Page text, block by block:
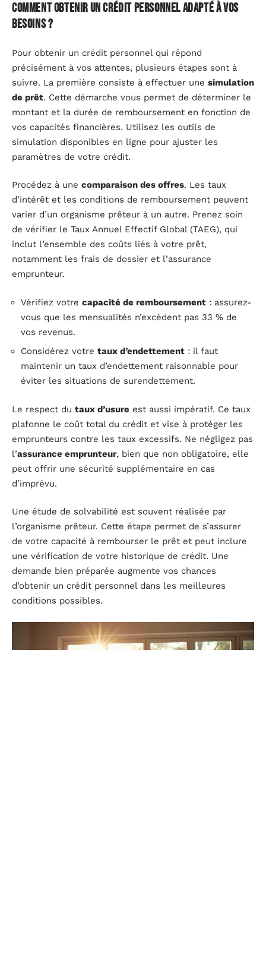
Comment obtenir un crédit personnel adapté à vos
besoins ?
Pour obtenir un crédit personnel qui répond
précisément à vos attentes, plusieurs étapes sont à
suivre. La première consiste à effectuer une simulation
de prêt. Cette démarche vous permet de déterminer le
montant et la durée de remboursement en fonction de
vos capacités financières. Utilisez les outils de
simulation disponibles en ligne pour ajuster les
paramètres de votre crédit.
Procédez à une comparaison des offres. Les taux
d’intérêt et les conditions de remboursement peuvent
varier d’un organisme prêteur à un autre. Prenez soin
de vérifier le Taux Annuel Effectif Global (TAEG), qui
inclut l’ensemble des coûts liés à votre prêt,
notamment les frais de dossier et l’assurance
emprunteur.
Vérifiez votre capacité de remboursement : assurez-
vous que les mensualités n’excèdent pas 33 % de
vos revenus.
Considérez votre taux d’endettement : il faut
maintenir un taux d’endettement raisonnable pour
éviter les situations de surendettement.
Le respect du taux d’usure est aussi impératif. Ce taux
plafonne le coût total du crédit et vise à protéger les
emprunteurs contre les taux excessifs. Ne négligez pas
l’assurance emprunteur, bien que non obligatoire, elle
peut offrir une sécurité supplémentaire en cas
d’imprévu.
Une étude de solvabilité est souvent réalisée par
l’organisme prêteur. Cette étape permet de s’assurer
de votre capacité à rembourser le prêt et peut inclure
une vérification de votre historique de crédit. Une
demande bien préparée augmente vos chances
d’obtenir un crédit personnel dans les meilleures
conditions possibles.